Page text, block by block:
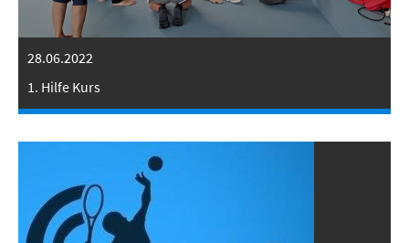
28.06.2022
1. Hilfe Kurs